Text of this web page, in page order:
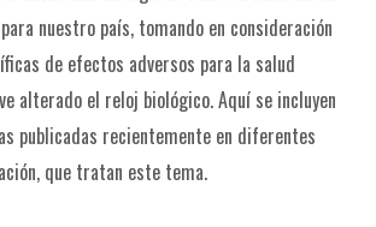
nuestro país, tomando en consideración
de efectos adversos para la salud
alterado el reloj biológico.Aquí se incluyen
publicadas recientemente en diferentes
que tratan este tema.